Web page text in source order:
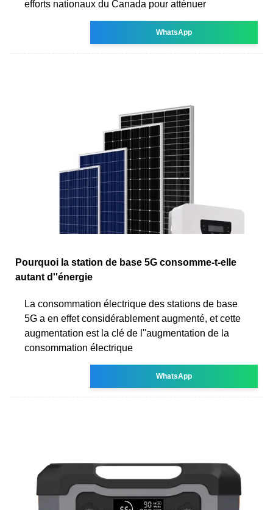
efforts nationaux du Canada pour atténuer
WhatsApp
Pourquoi la station de base 5G consomme-t-elle
autant d''énergie
La consommation électrique des stations de base
5G a en effet considérablement augmenté, et cette
augmentation est la clé de l''augmentation de la
consommation électrique
WhatsApp